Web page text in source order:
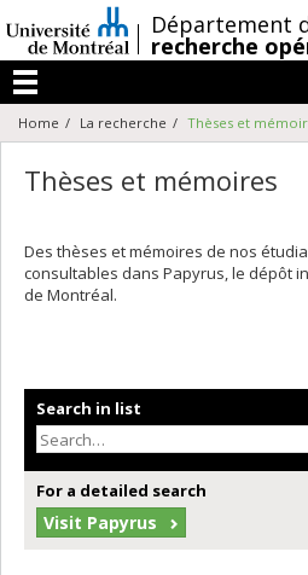
au
contenu
/Département
recherche
Menu
Home La recherche Thèses et
Thèses et mémoires
Des thèses et mémoires de nos
consultables dans Papyrus, le dépôt
de Montréal.
Search in list
For a detailed search
Visit Papyrus